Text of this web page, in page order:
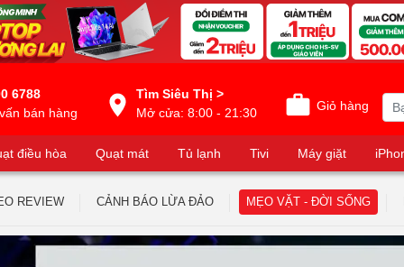
6788
bán hàng
Tìm Siêu Thị >
Mở cửa: 8:00 - 21:30
Giỏ hàng
điều hòa Quạt mát Tủ lạnh Tivi Máy giặt
REVIEW CẢNH BÁO LỪA ĐẢO MẸO VẶT - ĐỜI SỐNG